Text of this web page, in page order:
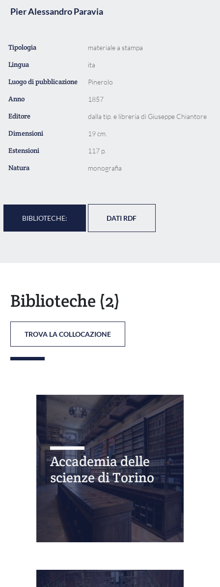
Pier Alessandro Paravia
Tipologia materiale a stampa
Lingua ita
Luogo di pubblicazione Pinerolo
Anno 1857
Editore dalla tip. e libreria di Giuseppe Chiantore
Dimensioni 19 cm.
Estensioni 117 p.
Natura monografia
BIBLIOTECHE: DATI RDF
Biblioteche (2)
TROVA LA COLLOCAZIONE
Accademia delle
scienze di Torino